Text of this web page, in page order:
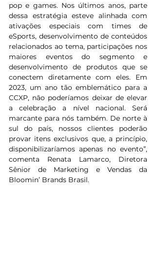
pop e games. Nos últimos anos, parte
dessa estratégia esteve alinhada com
ativações especiais com times de
eSports, desenvolvimento de conteúdos
relacionados ao tema, participações nos
maiores eventos do segmento e
desenvolvimento de produtos que se
conectem diretamente com eles. Em
2023, um ano tão emblemático para a
CCXP, não poderíamos deixar de elevar
a celebração a nível nacional. Será
marcante para nós também. De norte à
sul do país, nossos clientes poderão
provar itens exclusivos que, a princípio,
disponibilizaríamos apenas no evento”,
comenta Renata Lamarco, Diretora
Sênior de Marketing e Vendas da
Bloomin’ Brands Brasil.